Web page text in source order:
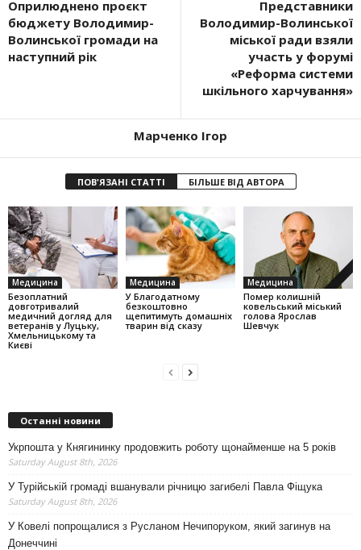
Оприлюднено проєкт
бюджету Володимир-
Волинської громади на
наступний рік
Представники
Володимир-Волинської
міської ради взяли
участь у форумі
«Реформа системи
шкільного харчування»
Марченко Ігор
ПОВ'ЯЗАНІ СТАТТІ БІЛЬШЕ ВІД АВТОРА
Медицина
Безоплатний
довготривалий
медичний догляд для
ветеранів у Луцьку,
Хмельницькому та
Києві
Медицина
У Благодатному
безкоштовно
щепитимуть домашніх
тварин від сказу
Медицина
Помер колишній
ковельський міський
голова Ярослав
Шевчук
Останні новини
Укрпошта у Княгининку продовжить роботу щонайменше на 5 років
Saturday August 8th, 2026
У Турійській громаді вшанували річницю загибелі Павла Фіщука
Saturday August 8th, 2026
У Ковелі попрощалися з Русланом Нечипоруком, який загинув на
Донеччині